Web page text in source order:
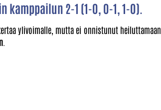
2-1 (1-0, 0-1, 1-0).
ylivoimalle, mutta ei onnistunut heiluttamaan